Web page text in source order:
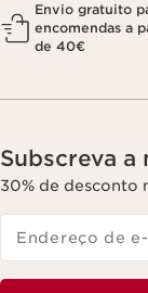
Envio gratuito
encomendas a
de 40€
Subscreva
30% de desconto
Endereço de